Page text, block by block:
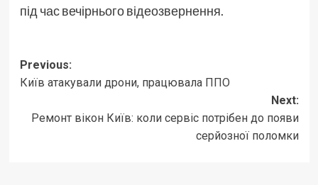
під час вечірнього відеозвернення.
Post
navigation
Previous:
Київ атакували дрони, працювала ППО
Next:
Ремонт вікон Київ: коли сервіс потрібен до появи
серйозної поломки